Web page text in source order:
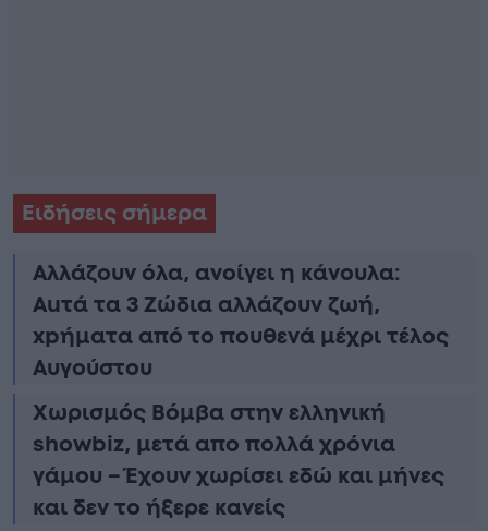
Ειδήσεις σήμερα
Αλλάζουν όλα, ανοίγει η κάνουλα:
Αuτά τα 3 Zώδια αλλάζουν ζωή,
xpήματα από το πουθενά μέχρι τέλος
Αυγούστου
Χωρισμός Bóμβα στην ελληνική
showbiz, μετά απο πολλά χρόνια
γάμου – Έχουν χωρίσει εδώ και μήνες
και δεν το ήξερε κανείς